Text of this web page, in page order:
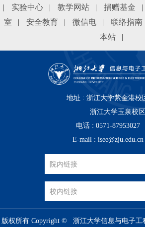
| 实验中心 | 教学网站 | 捐赠基金 |
室
| 安全教育 | 微信电 | 联络指南
本站
|
地址 : 浙江大学紫金港校
浙江大学玉泉校区
电话 : 0571-87953027
E-mail : isee@zju.edu.cn
版权所有 Copyright © 浙江大学信息与电子